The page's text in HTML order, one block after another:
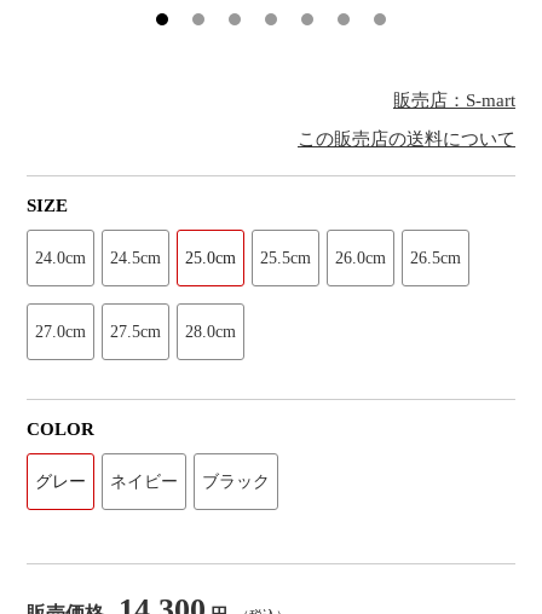
販売店：S-mart
この販売店の送料について
SIZE
24.0cm 24.5cm 25.0cm 25.5cm 26.0cm 26.5cm
27.0cm 27.5cm 28.0cm
COLOR
グレー ネイビー ブラック